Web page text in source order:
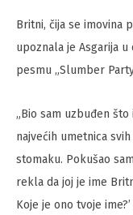
Britni, čija se imovina
upoznala je Asgarija
pesmu „Slumber
„Bio sam uzbuđen
najvećih umetnica
stomaku. Pokušao
rekla da joj je ime
Koje je ono tvoje